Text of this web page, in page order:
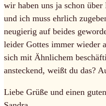
wir haben uns ja schon
und ich muss ehrlich
neugierig auf beides
leider Gottes immer wieder
sich mit Ähnlichem
ansteckend, weißt du das?
Liebe Grüße und einen